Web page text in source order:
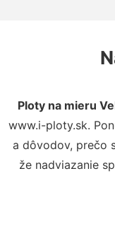
Ploty na mieru
www.i-ploty.sk.
a dôvodov, prečo
že nadviazanie